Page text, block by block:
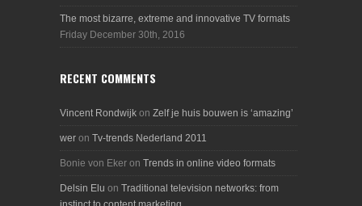
The most bizarre, extreme and innovative TV formats
Friday December 30th, 2016
RECENT COMMENTS
Vincent Rondwijk on Zelf je huis bouwen is ‘amazing’
wer on Tv-trends Nederland 2011
Bonie von Eker on Trends in online video formats
Delsin Elu on Traditional television networks: from